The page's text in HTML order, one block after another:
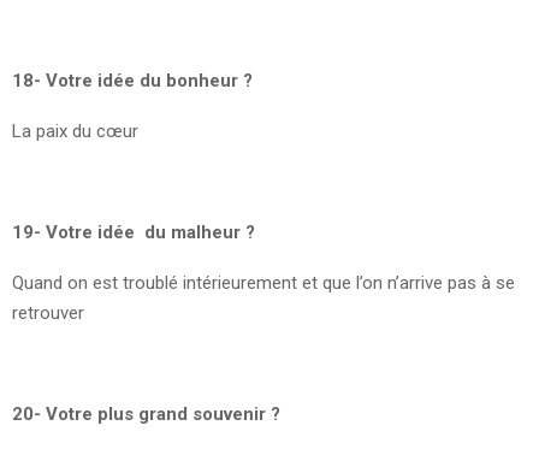
18- Votre idée du bonheur ?
La paix du cœur
19- Votre idée du malheur ?
Quand on est troublé intérieurement et que l’on n’arrive pas à se
retrouver
20- Votre plus grand souvenir ?